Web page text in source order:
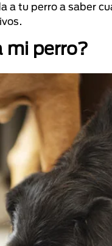
a tu perro a saber
mi perro?